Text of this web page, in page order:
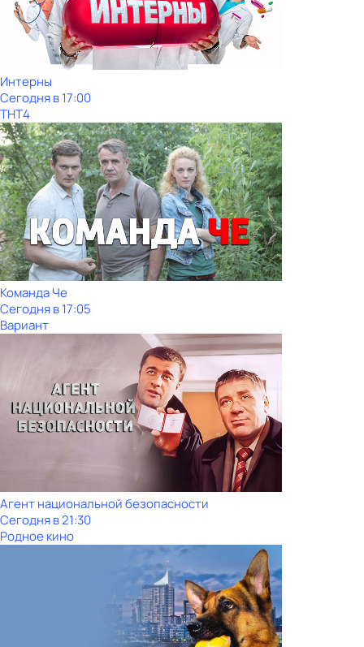
Интерны
Сегодня в 17:00
ТНТ4
Команда Че
Сегодня в 17:05
Вариант
Агент национальной безопасности
Сегодня в 21:30
Родное кино